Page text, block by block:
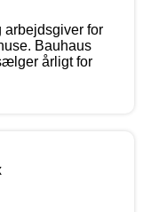
arbejdsgiver for
Bauhaus
årligt for